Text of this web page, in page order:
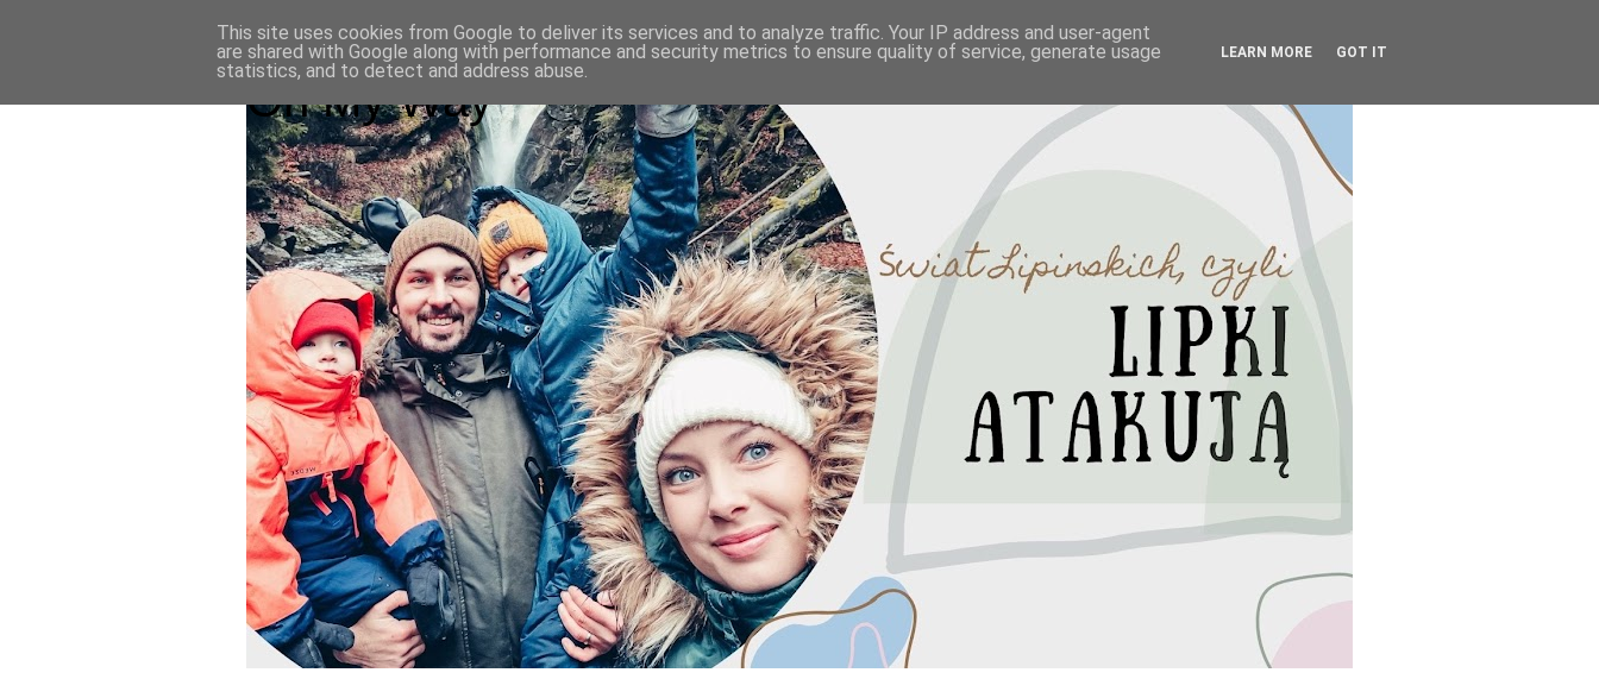
On My Way
This site uses cookies from Google to deliver its services and to analyze traffic. Your IP address and user-agent
are shared with Google along with performance and security metrics to ensure quality of service, generate usage
statistics, and to detect and address abuse.
LEARN MORE GOT IT